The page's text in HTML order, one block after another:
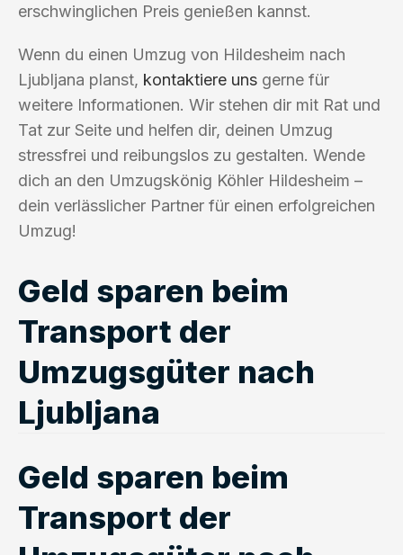
erschwinglichen Preis genießen kannst.
Wenn du einen Umzug von Hildesheim nach
Ljubljana planst, kontaktiere uns gerne für
weitere Informationen. Wir stehen dir mit Rat und
Tat zur Seite und helfen dir, deinen Umzug
stressfrei und reibungslos zu gestalten. Wende
dich an den Umzugskönig Köhler Hildesheim –
dein verlässlicher Partner für einen erfolgreichen
Umzug!
Geld sparen beim
Transport der
Umzugsgüter nach
Ljubljana
Geld sparen beim
Transport der